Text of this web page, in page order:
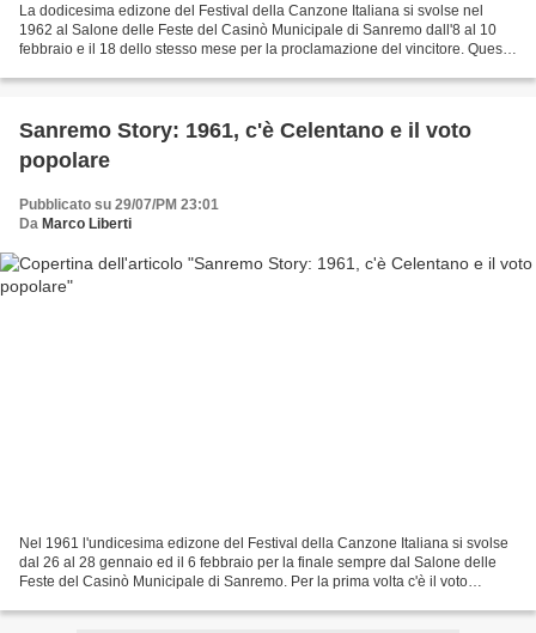
La dodicesima edizone del Festival della Canzone Italiana si svolse nel
1962 al Salone delle Feste del Casinò Municipale di Sanremo dall'8 al 10
febbraio e il 18 dello stesso mese per la proclamazione del vincitore. Questa
Sanremo Story: 1961, c'è Celentano e il voto
popolare
Pubblicato su 29/07/PM 23:01
Da Marco Liberti
Nel 1961 l'undicesima edizone del Festival della Canzone Italiana si svolse
dal 26 al 28 gennaio ed il 6 febbraio per la finale sempre dal Salone delle
Feste del Casinò Municipale di Sanremo. Per la prima volta c'è il voto